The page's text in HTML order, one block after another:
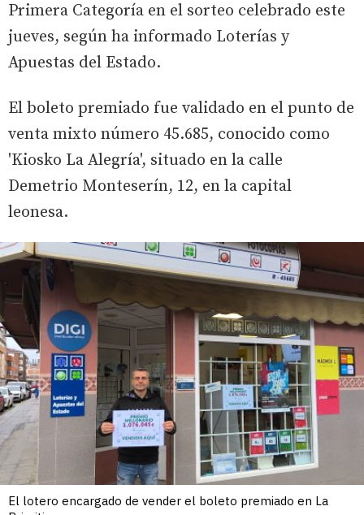
Primera Categoría en el sorteo celebrado este
jueves, según ha informado Loterías y
Apuestas del Estado.
El boleto premiado fue validado en el punto de
venta mixto número 45.685, conocido como
'Kiosko La Alegría', situado en la calle
Demetrio Monteserín, 12, en la capital
leonesa.
El lotero encargado de vender el boleto premiado en La